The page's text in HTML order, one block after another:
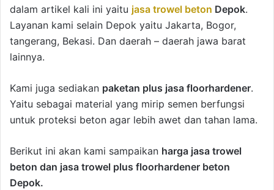
dalam artikel kali ini yaitu jasa trowel beton Depok.
Layanan kami selain Depok yaitu Jakarta, Bogor,
tangerang, Bekasi. Dan daerah – daerah jawa barat
lainnya.
Kami juga sediakan paketan plus jasa floorhardener.
Yaitu sebagai material yang mirip semen berfungsi
untuk proteksi beton agar lebih awet dan tahan lama.
Berikut ini akan kami sampaikan harga jasa trowel
beton dan jasa trowel plus floorhardener beton
Depok.